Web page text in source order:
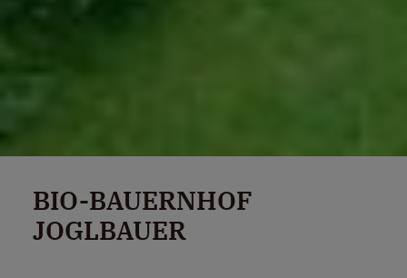
BIO-BAUERNHOF
JOGLBAUER